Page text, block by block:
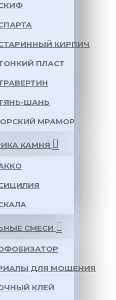
КИРПИЧ
ПЛАСТ
ШАНЬ
МРАМОР
КАМНЯ
СМЕСИ
ДЛЯ МОЩЕНИЯ
КЛЕЙ